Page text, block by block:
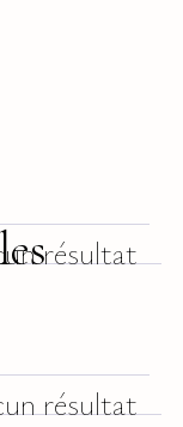
résultat
résultat